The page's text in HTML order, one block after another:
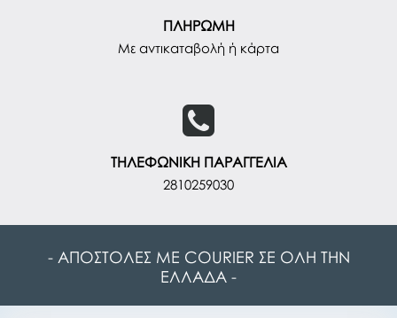
ΠΛΗΡΩΜΗ
Με αντικαταβολή ή κάρτα
ΤΗΛΕΦΩΝΙΚΗ ΠΑΡΑΓΓΕΛΙΑ
2810259030
- ΑΠΟΣΤΟΛΕΣ ΜΕ COURIER ΣΕ ΟΛΗ ΤΗΝ
ΕΛΛΑΔΑ -